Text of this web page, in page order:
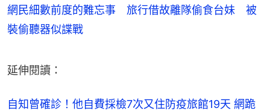
網民細數前度的難忘事 旅行借故離隊偷食台妹 被
裝偷聽器似諜戰
延伸閱讀：
自知曾確診！他自費採檢7次又住防疫旅館19天 網跪